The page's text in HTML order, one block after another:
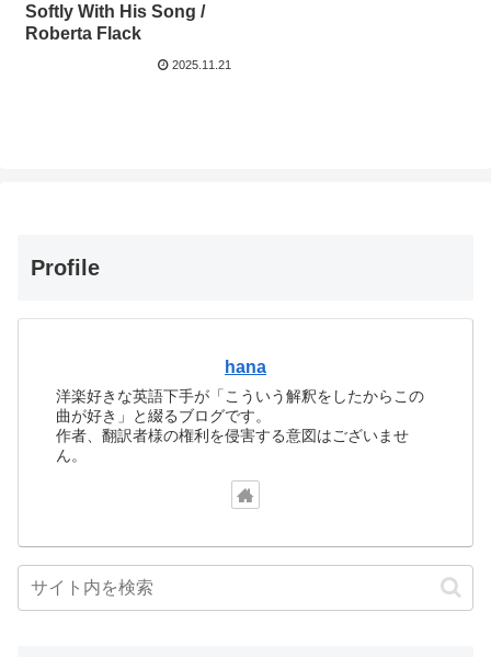
Softly With His Song /
Roberta Flack
2025.11.21
Profile
hana
洋楽好きな英語下手が「こういう解釈をしたからこの
曲が好き」と綴るブログです。
作者、翻訳者様の権利を侵害する意図はございませ
ん。